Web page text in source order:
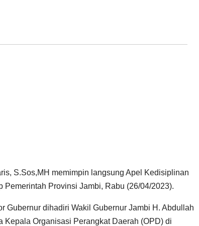
S.Sos,MH memimpin langsung Apel Kedisiplinan
Provinsi Jambi, Rabu (26/04/2023).
Gubernur dihadiri Wakil Gubernur Jambi H. Abdullah
Kepala Organisasi Perangkat Daerah (OPD) di